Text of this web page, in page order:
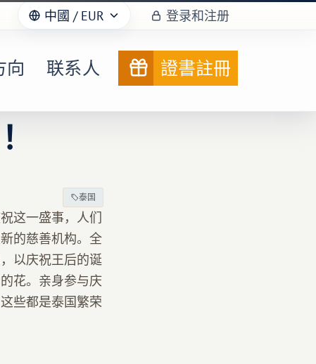
中國 / EUR 登录和注册
向 联系人 證書註冊
泰国
这一盛事，人们
的慈善机构。全
以庆祝王后的诞
花。亲身参与庆
些都是泰国繁荣